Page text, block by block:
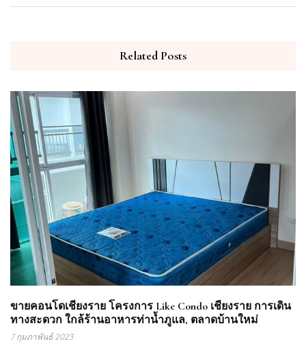
Related Posts
ขายคอนโดเชียงราย โครงการ Like Condo เชียงราย การเดิน
ทางสะดวก ใกล้ร้านอาหารท่าน้ำภูแล, ตลาดบ้านใหม่
7 กุมภาพันธ์ 2023